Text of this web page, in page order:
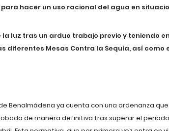
hacer un uso racional del agua en
la luz tras un arduo trabajo previo y teniendo
diferentes Mesas Contra la Sequía, así como
Benalmádena ya cuenta con una ordenanza
de manera definitiva tras superar el